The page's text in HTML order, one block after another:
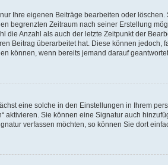
Ihre eigenen Beiträge bearbeiten oder
begrenzten Zeitraum nach seiner Erstellung
die Anzahl als auch der letzte Zeitpunkt der
Beitrag überarbeitet hat. Diese können
können, wenn bereits jemand darauf geantwortet
eine solche in den Einstellungen in Ihrem
aktivieren. Sie können eine Signatur auch
verfassen möchten, so können Sie dort